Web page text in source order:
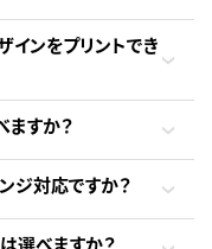
インをプリントでき
すか？
ジ対応ですか？
選べますか？